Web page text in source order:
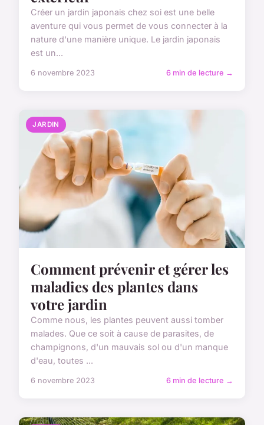
Créer un jardin japonais chez soi est une belle
aventure qui vous permet de vous connecter à la
nature d'une manière unique. Le jardin japonais
est un...
6 novembre 2023 6 min de lecture →
JARDIN
Comment prévenir et gérer les
maladies des plantes dans
votre jardin
Comme nous, les plantes peuvent aussi tomber
malades. Que ce soit à cause de parasites, de
champignons, d'un mauvais sol ou d'un manque
d'eau, toutes ...
6 novembre 2023 6 min de lecture →